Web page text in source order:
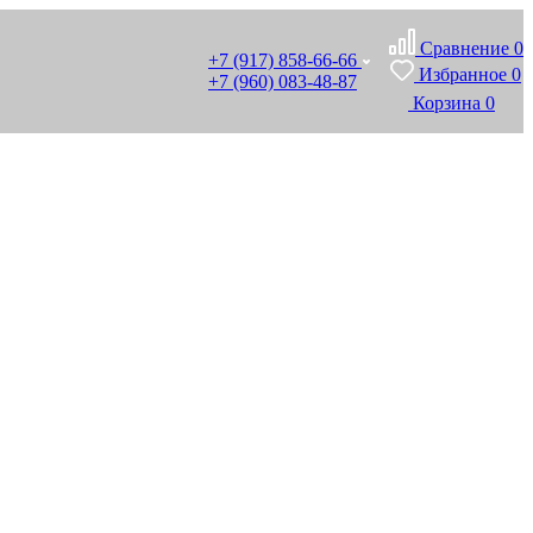
+7 (917) 858-66-66
+7 (960) 083-48-87
Сравнение 0
Избранное 0
Корзина 0